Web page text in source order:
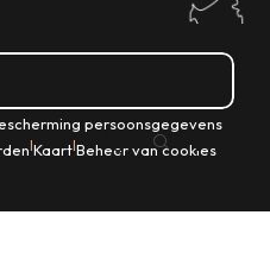
NL
persoonsgegevens
|Kaart|Beheer van cookies